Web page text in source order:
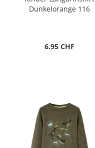
Dunkelorange 116
6.95 CHF